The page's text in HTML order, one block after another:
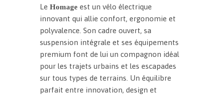
Le Homageest un vélo électrique
innovant qui allie confort, ergonomie et
polyvalence. Son cadre ouvert, sa
suspension intégrale et ses équipements
premium font de lui un compagnon idéal
pour les trajets urbains et les escapades
sur tous types de terrains. Un équilibre
parfait entre innovation, design et